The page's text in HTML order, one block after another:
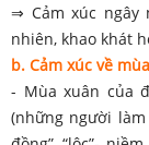
⇒ Cảm xúc ngây
nhiên, khao khát
b. Cảm xúc về
- Mùa xuân của
(những người